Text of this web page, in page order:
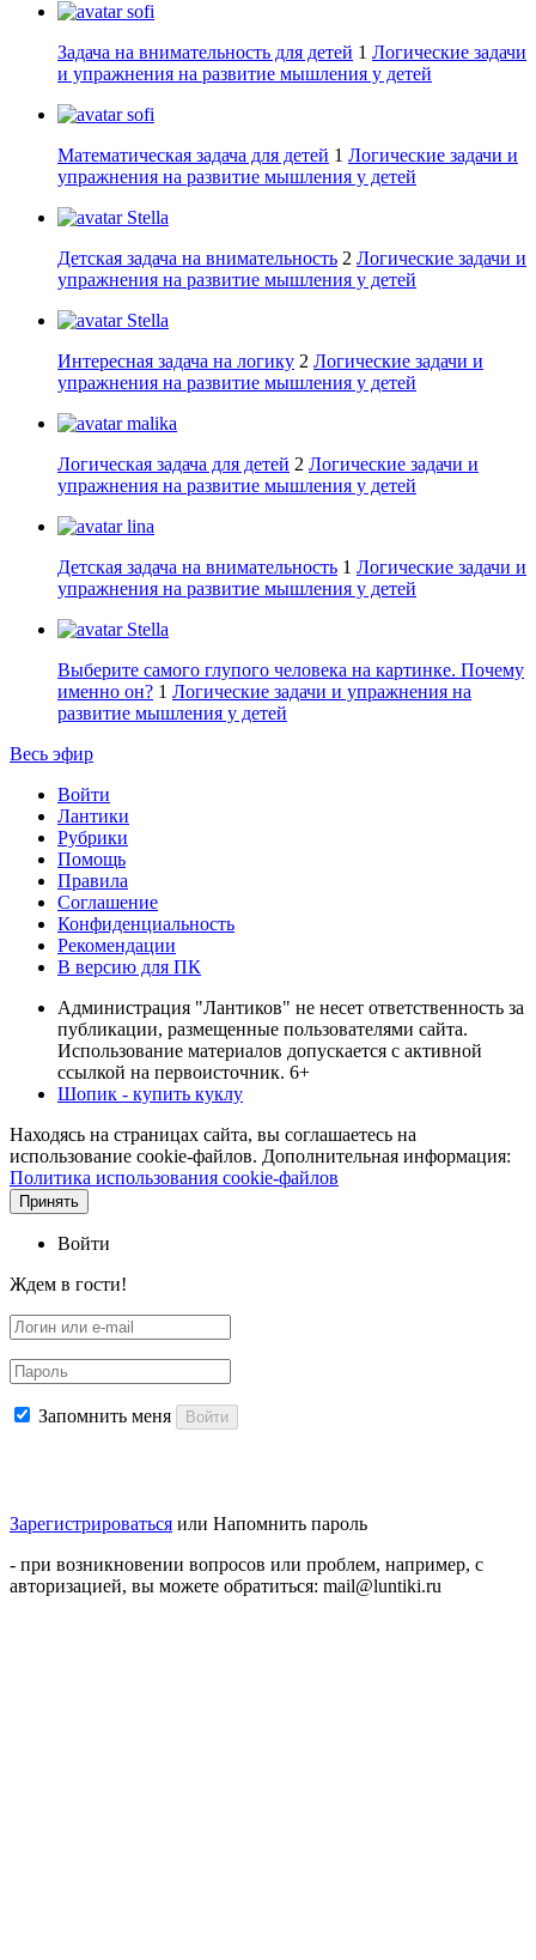
sofi
Задача на внимательность для детей 1 Логические задачи
и упражнения на развитие мышления у детей
sofi
Математическая задача для детей 1 Логические задачи и
упражнения на развитие мышления у детей
Stella
Детская задача на внимательность 2 Логические задачи и
упражнения на развитие мышления у детей
Stella
Интересная задача на логику 2 Логические задачи и
упражнения на развитие мышления у детей
malika
Логическая задача для детей 2 Логические задачи и
упражнения на развитие мышления у детей
lina
Детская задача на внимательность 1 Логические задачи и
упражнения на развитие мышления у детей
Stella
Выберите самого глупого человека на картинке. Почему
именно он? 1 Логические задачи и упражнения на
развитие мышления у детей
Весь эфир
Войти
Лантики
Рубрики
Помощь
Правила
Соглашение
Конфиденциальность
Рекомендации
В версию для ПК
Администрация "Лантиков" не несет ответственность за
публикации, размещенные пользователями сайта.
Использование материалов допускается с активной
ссылкой на первоисточник. 6+
Шопик - купить куклу
Находясь на страницах сайта, вы соглашаетесь на
использование cookie-файлов. Дополнительная информация:
Политика использования cookie-файлов
Принять
Войти
Ждем в гости!
Запомнить меня Войти
Зарегистрироваться или Напомнить пароль
- при возникновении вопросов или проблем, например, с
авторизацией, вы можете обратиться: mail@luntiki.ru